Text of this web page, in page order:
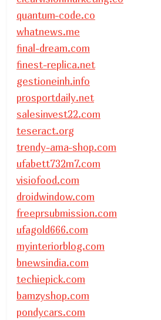
quantum-code.co
whatnews.me
final-dream.com
finest-replica.net
gestioneinh.info
prosportdaily.net
salesinvest22.com
teseract.org
trendy-ama-shop.com
ufabett732m7.com
visiofood.com
droidwindow.com
freeprsubmission.com
ufagold666.com
myinteriorblog.com
bnewsindia.com
techiepick.com
bamzyshop.com
pondycars.com